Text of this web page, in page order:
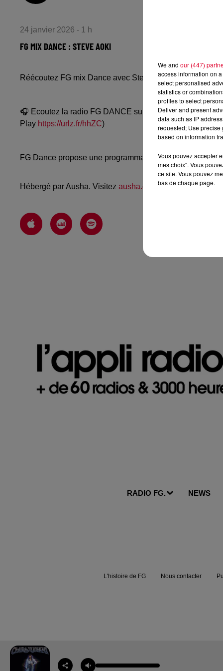
24 janvier 2026 - 1 h
FG MIX DANCE : STEVE AOKI
Réécoutez FG mix Dance avec Steve Aoki du vendredi
🎧 Ecoutez la radio FG DANCE sur
www.radiofg.com/fg-
Play https://urlz.fr/hhZC)
FG Dance propose une programmation dance, EDM,
Hébergé par Ausha. Visitez ausha.co/politique-de-
RADIO FG. NEWS
L'histoire de FG Nous contacter
We and our (447)
access information on
select personalised
statistics or
profiles to select
Deliver and present
data such as IP
requested; Use precise
based on information
Vous pouvez accepter
mes choix". Vous
ce site. Vous pouvez
bas de chaque page.